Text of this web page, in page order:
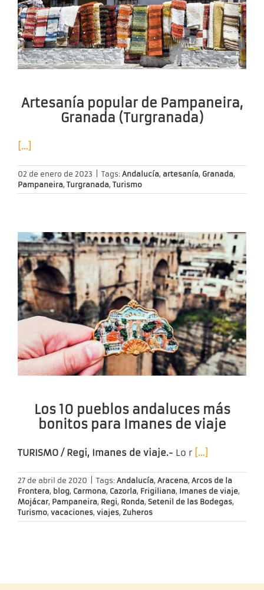
Artesanía popular de Pampaneira,
Granada (Turgranada)
[…]
02 de enero de 2023 Tags: Andalucía, artesanía, Granada,
Pampaneira, Turgranada, Turismo
Los 10 pueblos andaluces más
bonitos para Imanes de viaje
TURISMO / Regi, Imanes de viaje.- Lo r […]
27 de abril de 2020 Tags: Andalucía, Aracena, Arcos de la
Frontera, blog, Carmona, Cazorla, Frigiliana, Imanes de viaje,
Mojácar, Pampaneira, Regi, Ronda, Setenil de las Bodegas,
Turismo, vacaciones, viajes, Zuheros